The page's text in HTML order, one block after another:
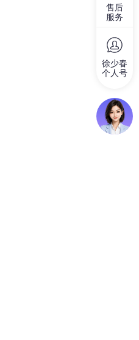
售后
服务
徐少春
个人号